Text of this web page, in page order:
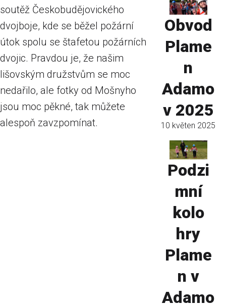
soutěž Českobudějovického
dvojboje, kde se běžel požární
útok spolu se štafetou požárních
dvojic. Pravdou je, že našim
lišovským družstvům se moc
nedařilo, ale fotky od Mošnyho
jsou moc pěkné, tak můžete
alespoň zavzpomínat.
Obvod
Plame
n
Adamo
v 2025
10 květen 2025
Podzi
mní
kolo
hry
Plame
n v
Adamo